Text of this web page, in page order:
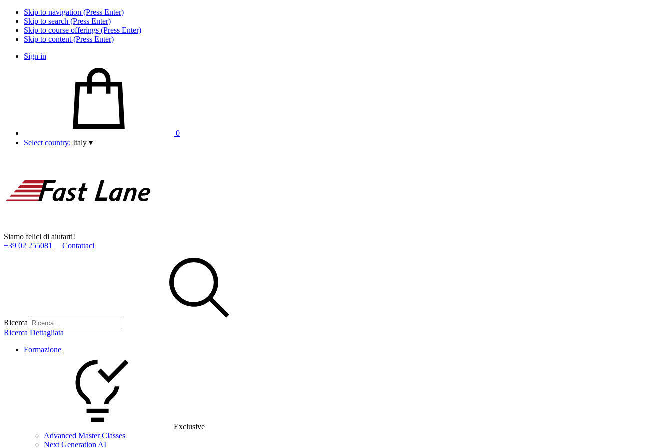
Skip to navigation (Press Enter)
Skip to search (Press Enter)
Skip to course offerings (Press Enter)
Skip to content (Press Enter)
Sign in
0
Select country: Italy ▾
Siamo felici di aiutarti!
+39 02 255081
Contattaci
Ricerca
Ricerca Dettagliata
Formazione
Exclusive
Advanced Master Classes
Next Generation AI